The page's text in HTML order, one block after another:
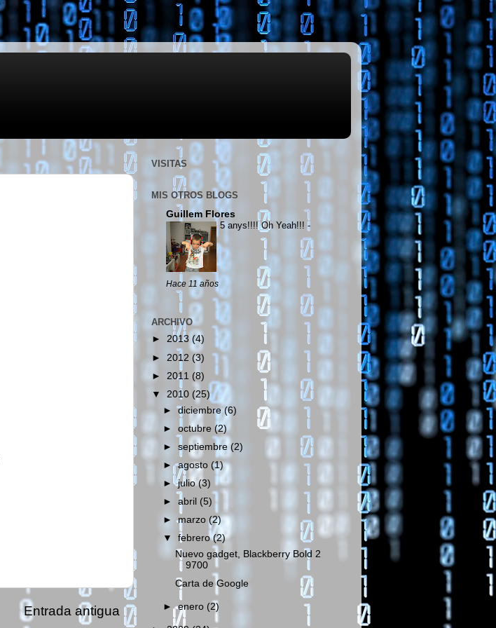
Entrada antigua
VISITAS
MIS OTROS BLOGS
Guillem Flores
5 anys!!!! Oh Yeah!!! -
Hace 11 años
ARCHIVO
► 2013 (4)
► 2012 (3)
► 2011 (8)
▼ 2010 (25)
►diciembre(6)
►octubre(2)
►septiembre(2)
►agosto (1)
►julio(3)
►abril (5)
►marzo(2)
▼febrero(2)
Nuevo gadget, Blackberry Bold 2
9700
Carta de Google
►enero (2)